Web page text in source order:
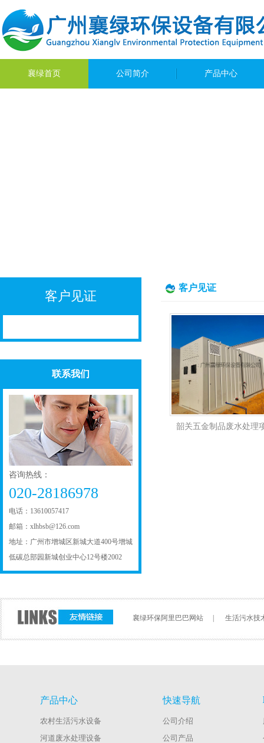
襄绿首页 公司简介 产品中心
客户见证
联系我们
咨询热线：
020-28186978
电话：13610057417
邮箱：xlhbsb@126.com
地址：广州市增城区新城大道400号增城
低碳总部园新城创业中心12号楼2002
客户见证
韶关五金制品废水处理
襄绿环保阿里巴巴网站 生活污水技
产品中心
农村生活污水设备
河道废水处理设备
快速导航
公司介绍
公司产品